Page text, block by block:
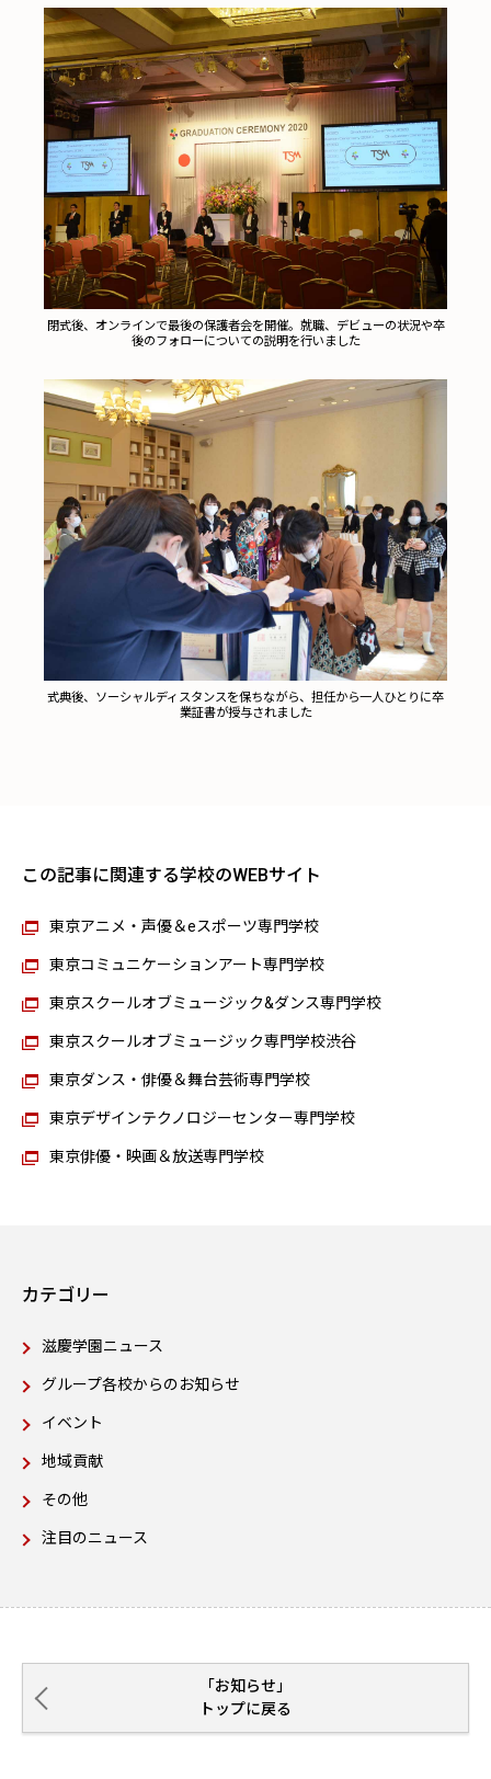
閉式後、オンラインで最後の保護者会を開催。就職、デビューの状況や卒
後のフォローについての説明を行いました
式典後、ソーシャルディスタンスを保ちながら、担任から一人ひとりに卒
業証書が授与されました
この記事に関連する学校のWEBサイト
東京アニメ・声優＆eスポーツ専門学校
東京コミュニケーションアート専門学校
東京スクールオブミュージック&ダンス専門学校
東京スクールオブミュージック専門学校渋谷
東京ダンス・俳優＆舞台芸術専門学校
東京デザインテクノロジーセンター専門学校
東京俳優・映画＆放送専門学校
カテゴリー
滋慶学園ニュース
グループ各校からのお知らせ
イベント
地域貢献
その他
注目のニュース
「お知らせ」
トップに戻る